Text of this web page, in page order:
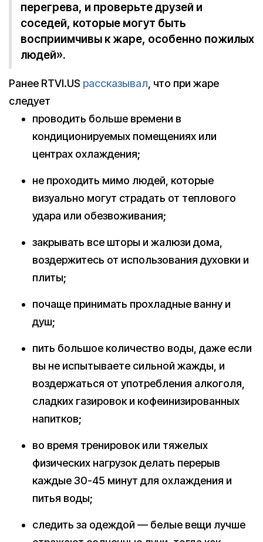
перегрева, и проверьте друзей и
соседей, которые могут быть
восприимчивы к жаре, особенно пожилых
людей».
Ранее RTVI.US рассказывал, что при жаре
следует
проводить больше времени в
кондиционируемых помещениях или
центрах охлаждения;
не проходить мимо людей, которые
визуально могут страдать от теплового
удара или обезвоживания;
закрывать все шторы и жалюзи дома,
воздержитесь от использования духовки и
плиты;
почаще принимать прохладные ванну и
душ;
пить большое количество воды, даже если
вы не испытываете сильной жажды, и
воздержаться от употребления алкоголя,
сладких газировок и кофеинизированных
напитков;
во время тренировок или тяжелых
физических нагрузок делать перерыв
каждые 30-45 минут для охлаждения и
питья воды;
следить за одеждой — белые вещи лучше